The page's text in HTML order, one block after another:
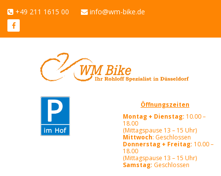
+49 211 1615 00 info@wm-bike.de
Öffnungszeiten
Montag + Dienstag: 10.00 –
18.00
(Mittagspause 13 – 15 Uhr)
Mittwoch: Geschlossen
Donnerstag + Freitag: 10.00 –
18.00
(Mittagspause 13 – 15 Uhr)
Samstag: Geschlossen